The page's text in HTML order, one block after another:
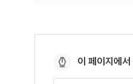
페
이
이 페이지에